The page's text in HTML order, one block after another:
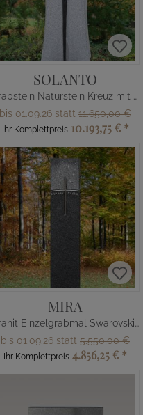
SOLANTO
Grabstein Naturstein Kreuz mit Jesus
bis 01.09.26 statt 11.650,00 €
Ihr Komplettpreis 10.193,75 € *
MIRA
Granit Einzelgrabmal Swarovski Grabmalkunst
bis 01.09.26 statt 5.550,00 €
Ihr Komplettpreis 4.856,25 € *